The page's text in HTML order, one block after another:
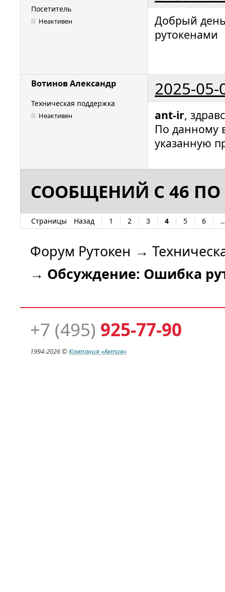
Посетитель
Неактивен
Добрый
рутокенами
Вотинов Александр 2025-05-
Техническая поддержка
Неактивен ant-ir,
По данному
указанную
СООБЩЕНИЙ С 46 ПО
Страницы Назад 1 2 3 4 5 6
Форум Рутокен →
→ Обсуждение: Ошибка
+7 (495) 925-77-90
1994-2026 ©Компания«Актив»